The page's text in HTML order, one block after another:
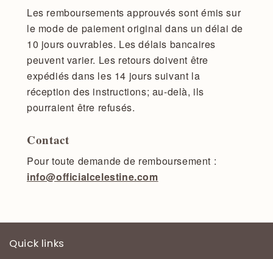
Les remboursements approuvés sont émis sur
le mode de paiement original dans un délai de
10 jours ouvrables. Les délais bancaires
peuvent varier. Les retours doivent être
expédiés dans les 14 jours suivant la
réception des instructions; au-delà, ils
pourraient être refusés.
Contact
Pour toute demande de remboursement :
info@officialcelestine.com
Quick links